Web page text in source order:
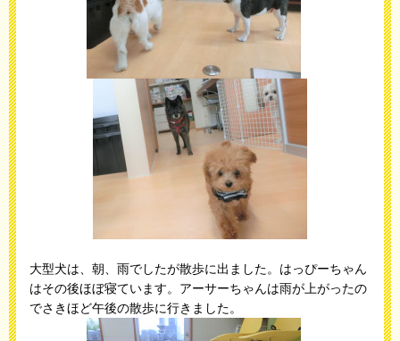
大型犬は、朝、雨でしたが散歩に出ました。はっぴーちゃん
はその後ほぼ寝ています。アーサーちゃんは雨が上がったの
でさきほど午後の散歩に行きました。